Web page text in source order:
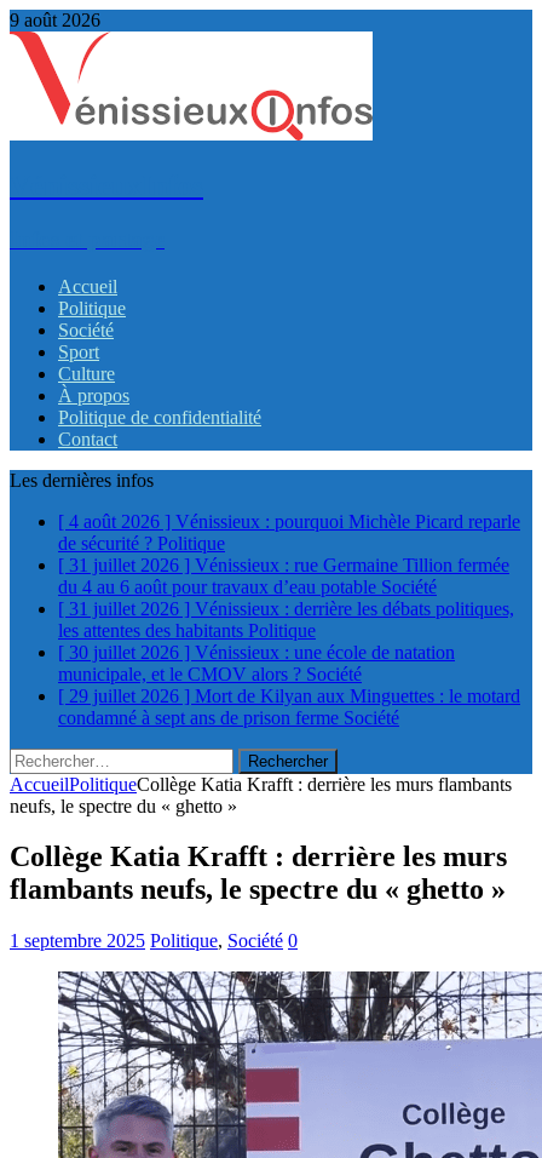
9 août 2026
Accueil
Politique
Société
Sport
Culture
À propos
Politique de confidentialité
Contact
Les dernières infos
[ 4 août 2026 ] Vénissieux : pourquoi Michèle Picard reparle
de sécurité ? Politique
[ 31 juillet 2026 ] Vénissieux : rue Germaine Tillion fermée
du 4 au 6 août pour travaux d’eau potable Société
[ 31 juillet 2026 ] Vénissieux : derrière les débats politiques,
les attentes des habitants Politique
[ 30 juillet 2026 ] Vénissieux : une école de natation
municipale, et le CMOV alors ? Société
[ 29 juillet 2026 ] Mort de Kilyan aux Minguettes : le motard
condamné à sept ans de prison ferme Société
Rechercher :
AccueilPolitiqueCollège Katia Krafft : derrière les murs flambants
neufs, le spectre du « ghetto »
Collège Katia Krafft : derrière les murs
flambants neufs, le spectre du « ghetto »
1 septembre 2025 Politique, Société 0